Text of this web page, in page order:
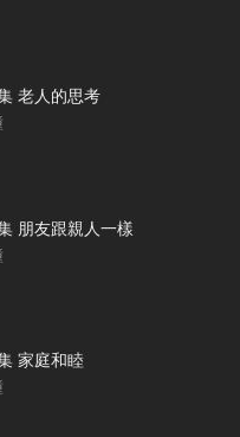
老人的思考
朋友跟親人一樣
家庭和睦